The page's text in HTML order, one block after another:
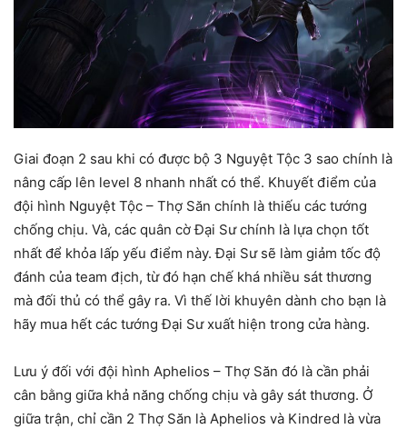
Giai đoạn 2 sau khi có được bộ 3 Nguyệt Tộc 3 sao chính là
nâng cấp lên level 8 nhanh nhất có thể. Khuyết điểm của
đội hình Nguyệt Tộc – Thợ Săn chính là thiếu các tướng
chống chịu. Và, các quân cờ Đại Sư chính là lựa chọn tốt
nhất để khỏa lấp yếu điểm này. Đại Sư sẽ làm giảm tốc độ
đánh của team địch, từ đó hạn chế khá nhiều sát thương
mà đối thủ có thể gây ra. Vì thế lời khuyên dành cho bạn là
hãy mua hết các tướng Đại Sư xuất hiện trong cửa hàng.
Lưu ý đối với đội hình Aphelios – Thợ Săn đó là cần phải
cân bằng giữa khả năng chống chịu và gây sát thương. Ở
giữa trận, chỉ cần 2 Thợ Săn là Aphelios và Kindred là vừa